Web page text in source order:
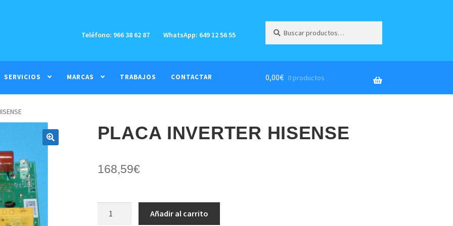
Teléfono: 966 38 62 87 WhatsApp: 649 12 56 55
por:
SERVICIOS MARCAS TRABAJOS CONTACTAR 0,00€ 0 productos
PLACA INVERTER HISENSE
168,59€
Añadir al carrito